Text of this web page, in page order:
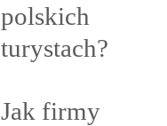
polskich
turystach?
Jak firmy